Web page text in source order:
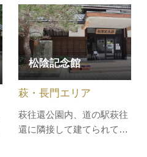
の礎を築いた歴史街道「赤
間関街道・中道筋」の下関
市吉田から萩市明木までの
全行程５２．８㎞を５つの
ステージに分けて歩きま
す。【開催日時】全5ステ
ージ①10月12日（日） 集
合：秋芳洞第…
松陰記念館
萩往還公園内、道の駅萩往
還に隣接して建てられてい
萩・長門エリア